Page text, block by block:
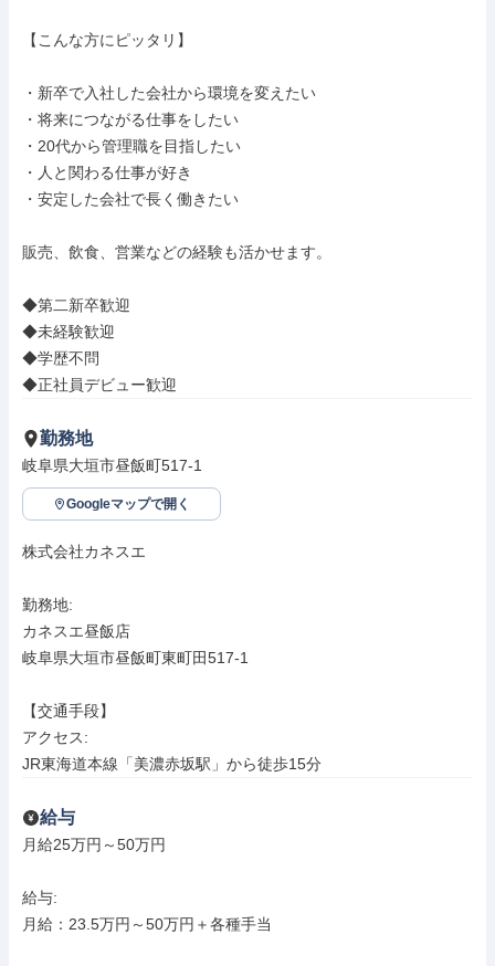
【こんな方にピッタリ】
・新卒で入社した会社から環境を変えたい
・将来につながる仕事をしたい
・20代から管理職を目指したい
・人と関わる仕事が好き
・安定した会社で長く働きたい
販売、飲食、営業などの経験も活かせます。
◆第二新卒歓迎
◆未経験歓迎
◆学歴不問
◆正社員デビュー歓迎
勤務地
岐阜県大垣市昼飯町517-1
Googleマップで開く
株式会社カネスエ
勤務地:
カネスエ昼飯店
岐阜県大垣市昼飯町東町田517-1
【交通手段】
アクセス:
JR東海道本線「美濃赤坂駅」から徒歩15分
給与
月給25万円～50万円
給与:
月給：23.5万円～50万円＋各種手当